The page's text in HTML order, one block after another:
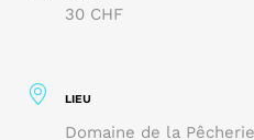
30 CHF
LIEU
Domaine de la